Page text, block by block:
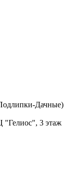
Дачные)
"Гелиос", 3 этаж